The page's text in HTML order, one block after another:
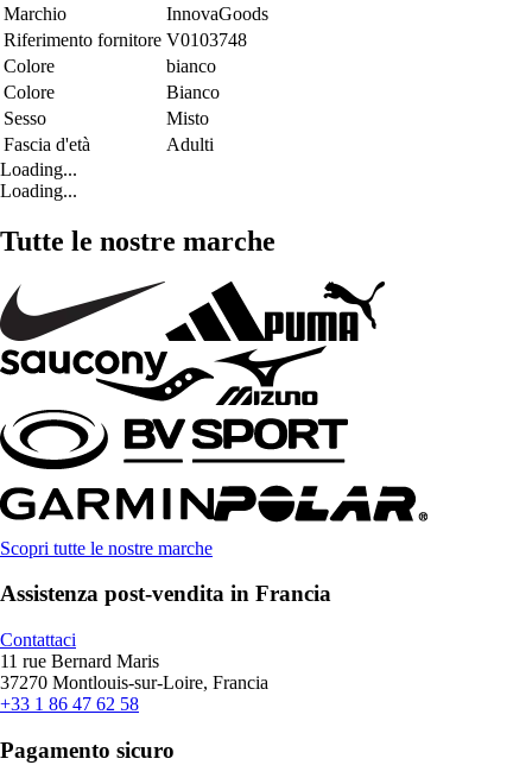
Marchio
InnovaGoods
Riferimento fornitore V0103748
Colore
bianco
Colore
Bianco
Sesso
Misto
Fascia d'età
Adulti
Loading...
Loading...
Tutte le nostre marche
Scopri tutte le nostre marche
Assistenza post-vendita in Francia
Contattaci
11 rue Bernard Maris
37270 Montlouis-sur-Loire, Francia
+33 1 86 47 62 58
Pagamento sicuro